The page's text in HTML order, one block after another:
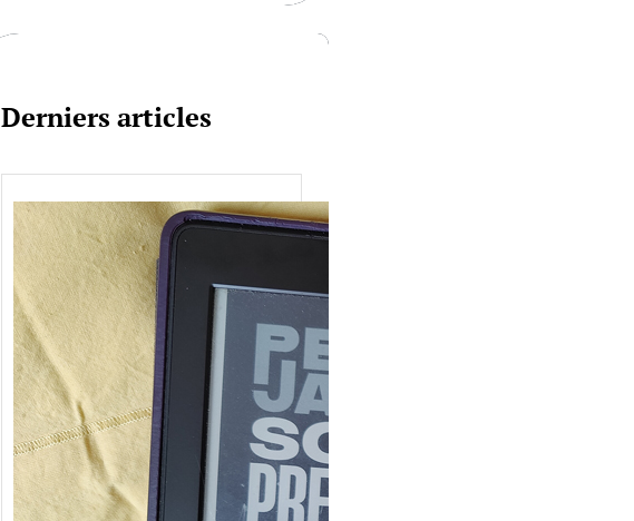
h
Derniers articles
Je bouquine #149